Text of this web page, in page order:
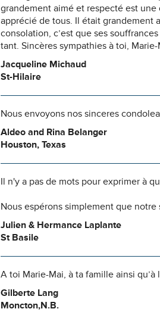
grandement aimé et respecté est
apprécié de tous. Il était grandement
consolation, c’est que ses
tant. Sincères sympathies à toi,
Jacqueline Michaud
St-Hilaire
Nous envoyons nos sinceres
Aldeo and Rina Belanger
Houston, Texas
Il n'y a pas de mots pour exprimer à
Nous espérons simplement que
Julien & Hermance Laplante
St Basile
A toi Marie-Mai, à ta famille ainsi
Gilberte Lang
Moncton,N.B.